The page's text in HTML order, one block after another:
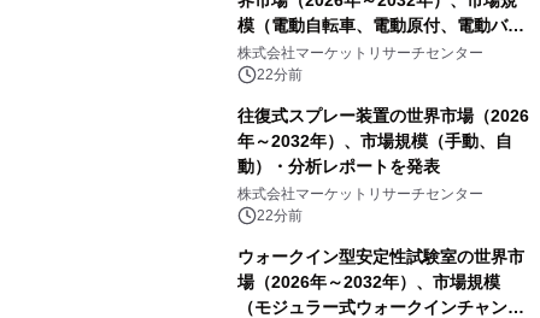
模（電動自転車、電動原付、電動バイ
ク）・分析レポートを発表
株式会社マーケットリサーチセンター
22分前
往復式スプレー装置の世界市場（2026
年～2032年）、市場規模（手動、自
動）・分析レポートを発表
株式会社マーケットリサーチセンター
22分前
ウォークイン型安定性試験室の世界市
場（2026年～2032年）、市場規模
（モジュラー式ウォークインチャンバ